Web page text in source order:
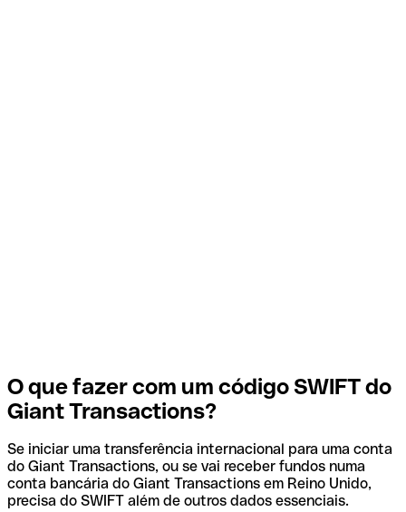
O que fazer com um código SWIFT do
Giant Transactions?
Se iniciar uma transferência internacional para uma conta
do Giant Transactions, ou se vai receber fundos numa
conta bancária do Giant Transactions em Reino Unido,
precisa do SWIFT além de outros dados essenciais.